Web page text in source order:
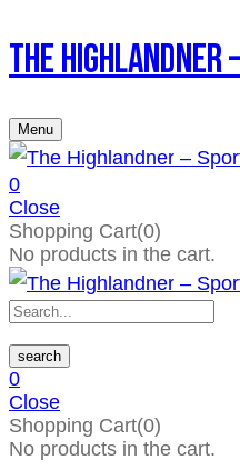
The
Menu
0
Close
Shopping Cart(0)
No products in the cart.
search
0
Close
Shopping Cart(0)
No products in the cart.